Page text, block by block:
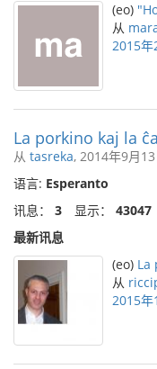
(eo)
从
2015年
La porkino kaj la
从 tasreka, 2014年9月13
语言: Esperanto
讯息： 3 显示： 43047
最新讯息
(eo) La
从
2015年